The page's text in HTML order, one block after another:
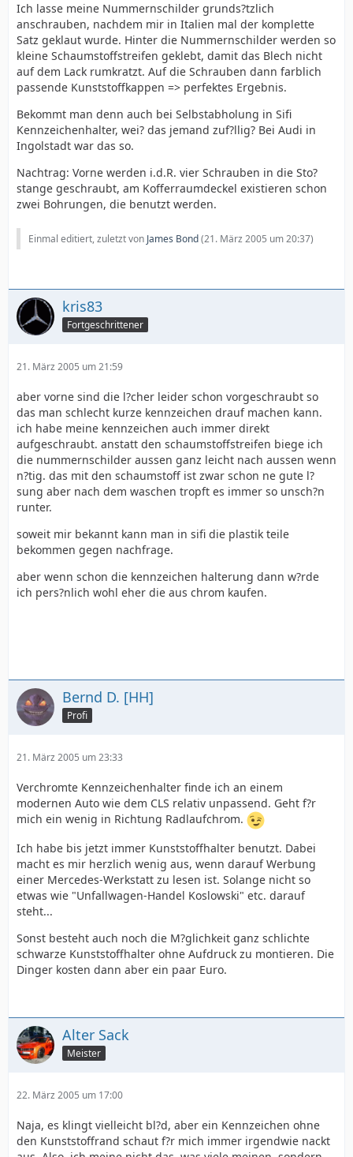
Ich lasse meine Nummernschilder grunds?tzlich
anschrauben, nachdem mir in Italien mal der komplette
Satz geklaut wurde. Hinter die Nummernschilder werden so
kleine Schaumstoffstreifen geklebt, damit das Blech nicht
auf dem Lack rumkratzt. Auf die Schrauben dann farblich
passende Kunststoffkappen => perfektes Ergebnis.
Bekommt man denn auch bei Selbstabholung in Sifi
Kennzeichenhalter, wei? das jemand zuf?llig? Bei Audi in
Ingolstadt war das so.
Nachtrag: Vorne werden i.d.R. vier Schrauben in die Sto?
stange geschraubt, am Kofferraumdeckel existieren schon
zwei Bohrungen, die benutzt werden.
Einmal editiert, zuletzt von James Bond(21. März 2005 um 20:37)
kris83
Fortgeschrittener
21. März 2005 um 21:59
aber vorne sind die l?cher leider schon vorgeschraubt so
das man schlecht kurze kennzeichen drauf machen kann.
ich habe meine kennzeichen auch immer direkt
aufgeschraubt. anstatt den schaumstoffstreifen biege ich
die nummernschilder aussen ganz leicht nach aussen wenn
n?tig. das mit den schaumstoff ist zwar schon ne gute l?
sung aber nach dem waschen tropft es immer so unsch?n
runter.
soweit mir bekannt kann man in sifi die plastik teile
bekommen gegen nachfrage.
aber wenn schon die kennzeichen halterung dann w?rde
ich pers?nlich wohl eher die aus chrom kaufen.
Bernd D. [HH]
Profi
21. März 2005 um 23:33
Verchromte Kennzeichenhalter finde ich an einem
modernen Auto wie dem CLS relativ unpassend. Geht f?r
mich ein wenig in Richtung Radlaufchrom.
Ich habe bis jetzt immer Kunststoffhalter benutzt. Dabei
macht es mir herzlich wenig aus, wenn darauf Werbung
einer Mercedes-Werkstatt zu lesen ist. Solange nicht so
etwas wie "Unfallwagen-Handel Koslowski" etc. darauf
steht...
Sonst besteht auch noch die M?glichkeit ganz schlichte
schwarze Kunststoffhalter ohne Aufdruck zu montieren. Die
Dinger kosten dann aber ein paar Euro.
Alter Sack
Meister
22. März 2005 um 17:00
Naja, es klingt vielleicht bl?d, aber ein Kennzeichen ohne
den Kunststoffrand schaut f?r mich immer irgendwie nackt